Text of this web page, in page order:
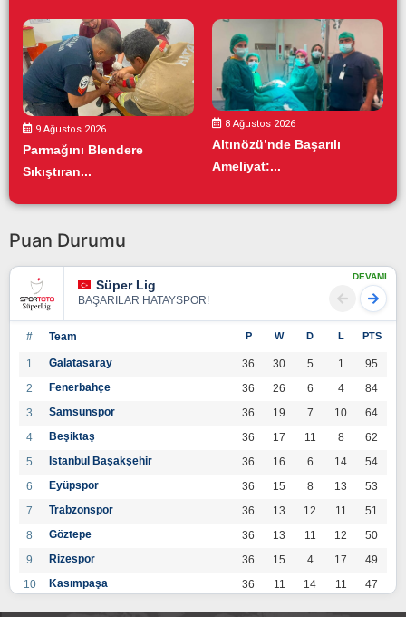
9 Ağustos 2026
Parmağını Blendere
Sıkıştıran...
8 Ağustos 2026
Altınözü’nde Başarılı
Ameliyat:...
Puan Durumu
Süper Lig
BAŞARILAR HATAYSPOR!
DEVAMI
# Team P W D L PTS
1 Galatasaray 36 30 5 1
95
2
Fenerbahçe 36 26 6 4
84
3
Samsunspor 36 19 7 10
64
4
Beşiktaş 36 17 11 8
62
5
İstanbul Başakşehir 36 16 6 14
54
6
Eyüpspor 36 15 8 13
53
7
Trabzonspor 36 13 12 11
51
8
Göztepe 36 13 11 12
50
9
Rizespor 36 15 4 17
49
10
Kasımpaşa 36 11 14 11
47